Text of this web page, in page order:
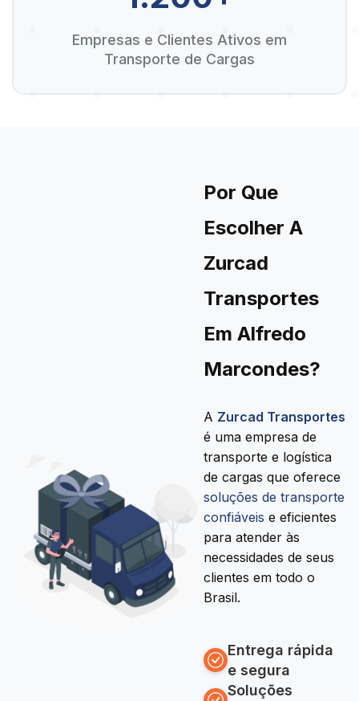
Empresas e Clientes Ativos em
Transporte de Cargas
Por Que
Escolher A
Zurcad
Transportes
Em Alfredo
Marcondes?
A Zurcad Transportes
é uma empresa de
transporte e logística
de cargas que oferece
soluções de transporte
confiáveis e eficientes
para atender às
necessidades de seus
clientes em todo o
Brasil.
Entrega rápida
e segura
Soluções